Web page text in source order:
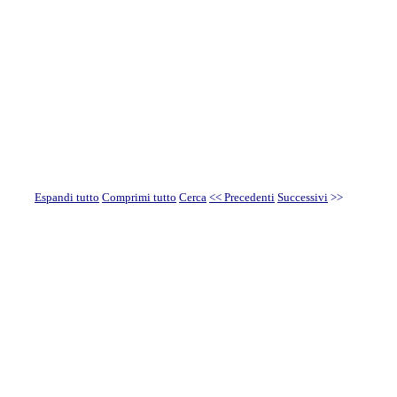
Espandi tutto Comprimi tutto Cerca << Precedenti Successivi >>